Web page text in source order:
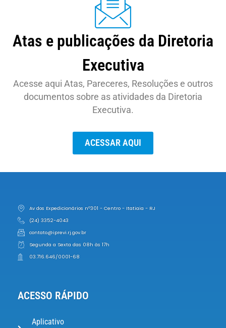
Atas e publicações da Diretoria
Executiva
Acesse aqui Atas, Pareceres, Resoluções e outros
documentos sobre as atividades da Diretoria
Executiva.
ACESSAR AQUI
Av dos Expedicionários nº301 - Centro - Itatiaia - RJ
(24) 3352-4043
contato@iprevi.rj.gov.br
Segunda a Sexta das 08h às 17h
03.716.646/0001-68
ACESSO RÁPIDO
Aplicativo